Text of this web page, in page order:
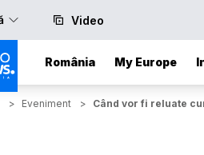
Video
România My Europe
> Eveniment > Când vor fi reluate